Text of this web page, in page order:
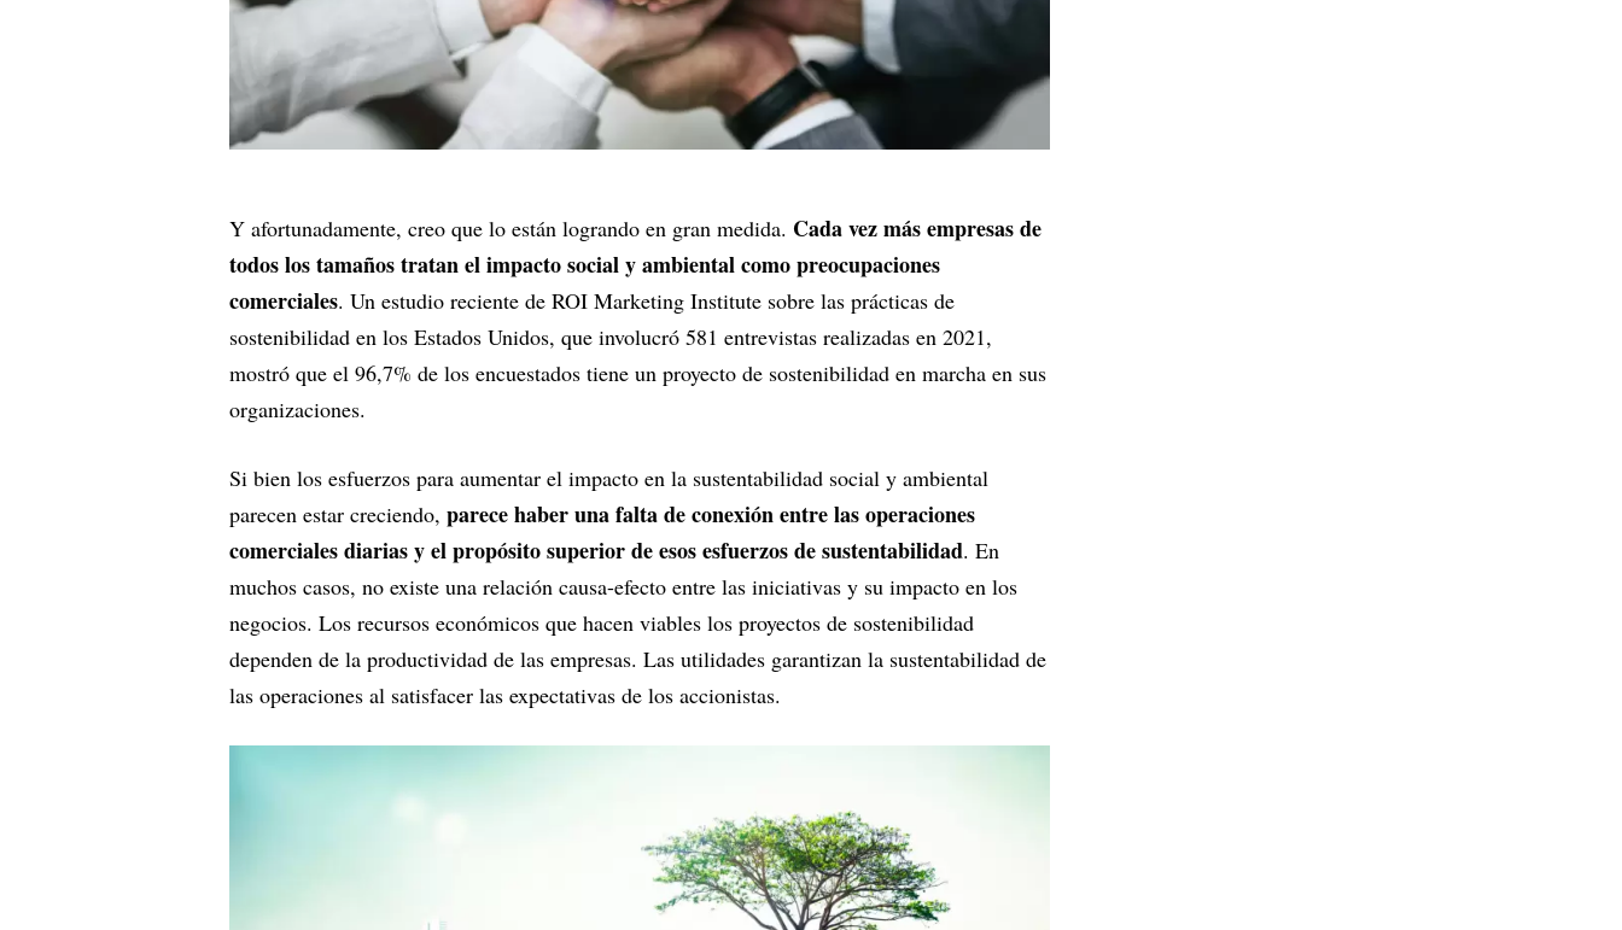
Y afortunadamente, creo que lo están logrando en gran medida. Cada vez más empresas de
todos los tamaños tratan el impacto social y ambiental como preocupaciones
comerciales. Un estudio reciente de ROI Marketing Institute sobre las prácticas de
sostenibilidad en los Estados Unidos, que involucró 581 entrevistas realizadas en 2021,
mostró que el 96,7% de los encuestados tiene un proyecto de sostenibilidad en marcha en sus
organizaciones.
Si bien los esfuerzos para aumentar el impacto en la sustentabilidad social y ambiental
parecen estar creciendo, parece haber una falta de conexión entre las operaciones
comerciales diarias y el propósito superior de esos esfuerzos de sustentabilidad. En
muchos casos, no existe una relación causa-efecto entre las iniciativas y su impacto en los
negocios. Los recursos económicos que hacen viables los proyectos de sostenibilidad
dependen de la productividad de las empresas. Las utilidades garantizan la sustentabilidad de
las operaciones al satisfacer las expectativas de los accionistas.